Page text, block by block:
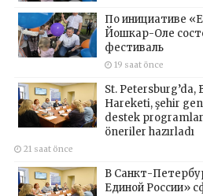
По инициативе
Йошкар-Оле
фестиваль
19 saat önce
St. Petersburg’da,
Hareketi, şehir
destek
öneriler hazırladı
21 saat önce
В Санкт-
Единой России»